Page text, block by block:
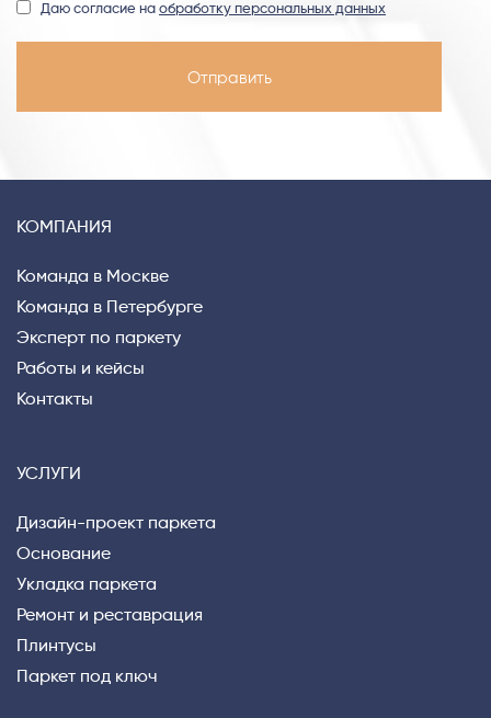
Даю согласие на обработку персональных данных
КОМПАНИЯ
Команда в Москве
Команда в Петербурге
Эксперт по паркету
Работы и кейсы
Контакты
УСЛУГИ
Дизайн-проект паркета
Основание
Укладка паркета
Ремонт и реставрация
Плинтусы
Паркет под ключ